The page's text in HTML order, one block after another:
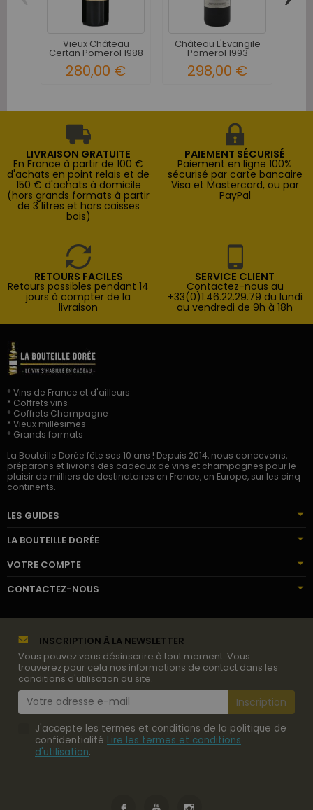
Vieux Château
Certan Pomerol 1988
280,00 €
Château L'Evangile
Pomerol 1993
298,00 €
LIVRAISON GRATUITE
En France à partir de 100 €
d'achats en point relais et de
150 € d'achats à domicile
(hors grands formats à partir
de 3 litres et hors caisses
bois)
PAIEMENT SÉCURISÉ
Paiement en ligne 100%
sécurisé par carte bancaire
Visa et Mastercard, ou par
PayPal
RETOURS FACILES
Retours possibles pendant 14
jours à compter de la
livraison
SERVICE CLIENT
Contactez-nous au
+33(0)1.46.22.29.79 du lundi
au vendredi de 9h à 18h
* Vins de France et d'ailleurs
* Coffrets vins
* Coffrets Champagne
* Vieux millésimes
* Grands formats
La Bouteille Dorée fête ses 10 ans ! Depuis 2014, nous concevons,
préparons et livrons des cadeaux de vins et champagnes pour le
plaisir de milliers de destinataires en France, en Europe, sur les cinq
continents.
LES GUIDES
LA BOUTEILLE DORÉE
VOTRE COMPTE
CONTACTEZ-NOUS
INSCRIPTION À LA NEWSLETTER
Vous pouvez vous désinscrire à tout moment. Vous
trouverez pour cela nos informations de contact dans les
conditions d'utilisation du site.
J'accepte les termes et conditions de la politique de
confidentialité Lire les termes et conditions
d'utilisation.